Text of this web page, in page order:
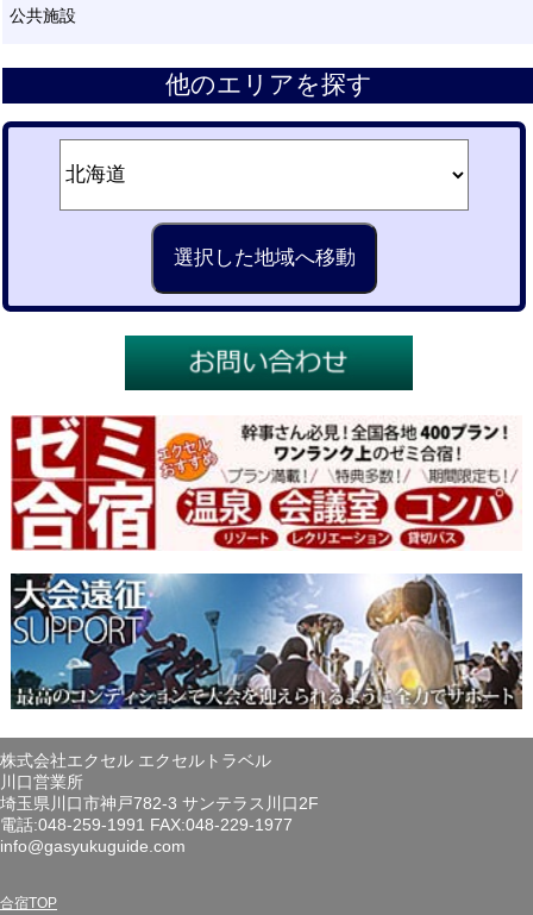
公共施設
他のエリアを探す
株式会社エクセル エクセルトラベル
川口営業所
埼玉県川口市神戸782-3 サンテラス川口2F
電話:048-259-1991 FAX:048-229-1977
info@gasyukuguide.com
合宿TOP